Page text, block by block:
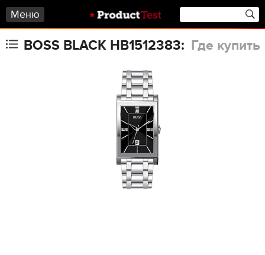
Меню
BOSS BLACK HB1512383: Где купить